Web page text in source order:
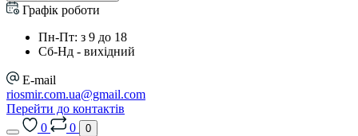
Графік роботи
Пн-Пт: з 9 до 18
Сб-Нд - вихідний
E-mail
riosmir.com.ua@gmail.com
Перейти до контактів
0
0 0